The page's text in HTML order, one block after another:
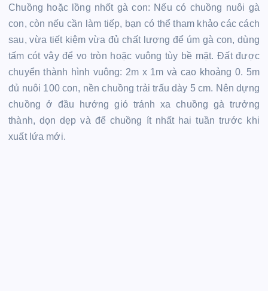
Chuồng hoặc lồng nhốt gà con: Nếu có chuồng nuôi gà
con, còn nếu cần làm tiếp, bạn có thể tham khảo các cách
sau, vừa tiết kiệm vừa đủ chất lượng để úm gà con, dùng
tấm cót vây để vo tròn hoặc vuông tùy bề mặt. Đất được
chuyển thành hình vuông: 2m x 1m và cao khoảng 0. 5m
đủ nuôi 100 con, nền chuồng trải trấu dày 5 cm. Nên dựng
chuồng ở đầu hướng gió tránh xa chuồng gà trưởng
thành, dọn dẹp và để chuồng ít nhất hai tuần trước khi
xuất lứa mới.